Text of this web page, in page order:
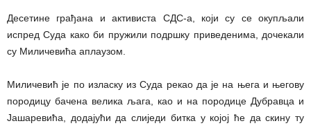
Десетине грађана и активиста СДС-а, који су се окупљали
испред Суда како би пружили подршку приведенима, дочекали
су Миличевића аплаузом.
Миличевић је по изласку из Суда рекао да је на њега и његову
породицу бачена велика љага, као и на породице Дубравца и
Јашаревића, додајући да слиједи битка у којој ће да скину ту